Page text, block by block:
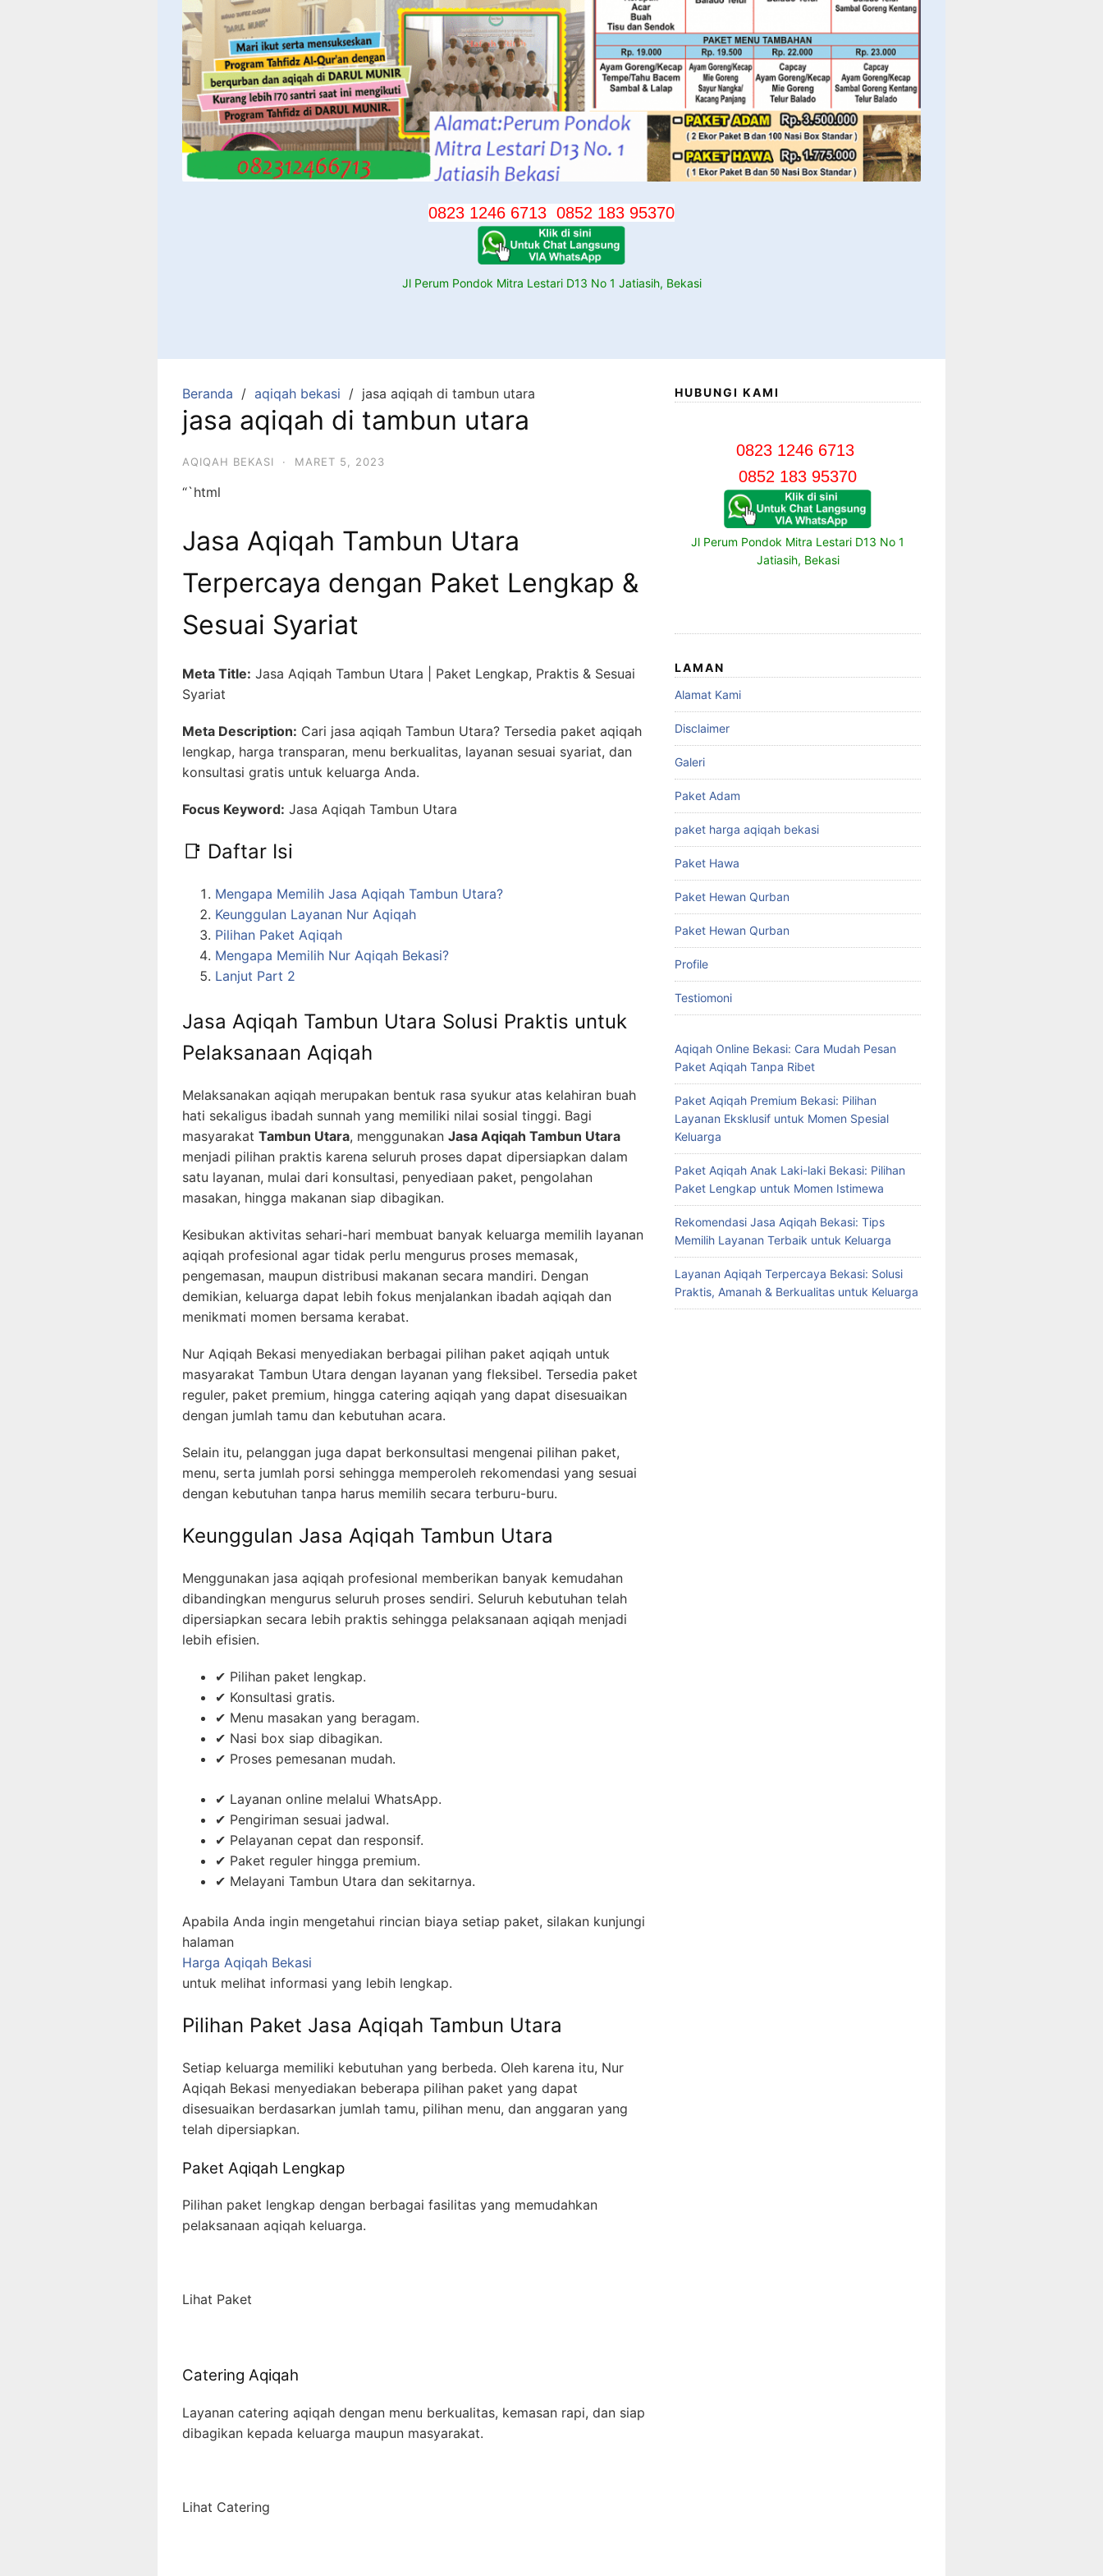
0823 1246 6713 0852 183 95370
Jl Perum Pondok Mitra Lestari D13 No 1 Jatiasih, Bekasi
Beranda aqiqah bekasi jasa aqiqah di tambun utara
jasa aqiqah di tambun utara
AQIQAH BEKASI · MARET 5, 2023
“`html
Jasa Aqiqah Tambun Utara
Terpercaya dengan Paket Lengkap &
Sesuai Syariat
Meta Title: Jasa Aqiqah Tambun Utara | Paket Lengkap, Praktis & Sesuai
Syariat
Meta Description: Cari jasa aqiqah Tambun Utara? Tersedia paket aqiqah
lengkap, harga transparan, menu berkualitas, layanan sesuai syariat, dan
konsultasi gratis untuk keluarga Anda.
Focus Keyword: Jasa Aqiqah Tambun Utara
📑 Daftar Isi
Mengapa Memilih Jasa Aqiqah Tambun Utara?
Keunggulan Layanan Nur Aqiqah
Pilihan Paket Aqiqah
Mengapa Memilih Nur Aqiqah Bekasi?
Lanjut Part 2
Jasa Aqiqah Tambun Utara Solusi Praktis untuk
Pelaksanaan Aqiqah
Melaksanakan aqiqah merupakan bentuk rasa syukur atas kelahiran buah
hati sekaligus ibadah sunnah yang memiliki nilai sosial tinggi. Bagi
masyarakat Tambun Utara, menggunakan Jasa Aqiqah Tambun Utara
menjadi pilihan praktis karena seluruh proses dapat dipersiapkan dalam
satu layanan, mulai dari konsultasi, penyediaan paket, pengolahan
masakan, hingga makanan siap dibagikan.
Kesibukan aktivitas sehari-hari membuat banyak keluarga memilih layanan
aqiqah profesional agar tidak perlu mengurus proses memasak,
pengemasan, maupun distribusi makanan secara mandiri. Dengan
demikian, keluarga dapat lebih fokus menjalankan ibadah aqiqah dan
menikmati momen bersama kerabat.
Nur Aqiqah Bekasi menyediakan berbagai pilihan paket aqiqah untuk
masyarakat Tambun Utara dengan layanan yang fleksibel. Tersedia paket
reguler, paket premium, hingga catering aqiqah yang dapat disesuaikan
dengan jumlah tamu dan kebutuhan acara.
Selain itu, pelanggan juga dapat berkonsultasi mengenai pilihan paket,
menu, serta jumlah porsi sehingga memperoleh rekomendasi yang sesuai
dengan kebutuhan tanpa harus memilih secara terburu-buru.
Keunggulan Jasa Aqiqah Tambun Utara
Menggunakan jasa aqiqah profesional memberikan banyak kemudahan
dibandingkan mengurus seluruh proses sendiri. Seluruh kebutuhan telah
dipersiapkan secara lebih praktis sehingga pelaksanaan aqiqah menjadi
lebih efisien.
✔ Pilihan paket lengkap.
✔ Konsultasi gratis.
✔ Menu masakan yang beragam.
✔ Nasi box siap dibagikan.
✔ Proses pemesanan mudah.
✔ Layanan online melalui WhatsApp.
✔ Pengiriman sesuai jadwal.
✔ Pelayanan cepat dan responsif.
✔ Paket reguler hingga premium.
✔ Melayani Tambun Utara dan sekitarnya.
Apabila Anda ingin mengetahui rincian biaya setiap paket, silakan kunjungi
halaman
Harga Aqiqah Bekasi
untuk melihat informasi yang lebih lengkap.
Pilihan Paket Jasa Aqiqah Tambun Utara
Setiap keluarga memiliki kebutuhan yang berbeda. Oleh karena itu, Nur
Aqiqah Bekasi menyediakan beberapa pilihan paket yang dapat
disesuaikan berdasarkan jumlah tamu, pilihan menu, dan anggaran yang
telah dipersiapkan.
Paket Aqiqah Lengkap
Pilihan paket lengkap dengan berbagai fasilitas yang memudahkan
pelaksanaan aqiqah keluarga.
Lihat Paket
Catering Aqiqah
Layanan catering aqiqah dengan menu berkualitas, kemasan rapi, dan siap
dibagikan kepada keluarga maupun masyarakat.
Lihat Catering
HUBUNGI KAMI
0823 1246 6713
0852 183 95370
Jl Perum Pondok Mitra Lestari D13 No 1
Jatiasih, Bekasi
LAMAN
Alamat Kami
Disclaimer
Galeri
Paket Adam
paket harga aqiqah bekasi
Paket Hawa
Paket Hewan Qurban
Paket Hewan Qurban
Profile
Testiomoni
Aqiqah Online Bekasi: Cara Mudah Pesan
Paket Aqiqah Tanpa Ribet
Paket Aqiqah Premium Bekasi: Pilihan
Layanan Eksklusif untuk Momen Spesial
Keluarga
Paket Aqiqah Anak Laki-laki Bekasi: Pilihan
Paket Lengkap untuk Momen Istimewa
Rekomendasi Jasa Aqiqah Bekasi: Tips
Memilih Layanan Terbaik untuk Keluarga
Layanan Aqiqah Terpercaya Bekasi: Solusi
Praktis, Amanah & Berkualitas untuk Keluarga